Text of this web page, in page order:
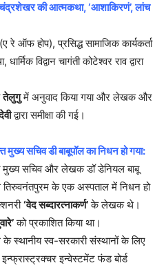
चंद्रशेखर की आत्मकथा, ‘आशाकिरणं’, लांच
(ए रे ऑफ होप), प्रसिद्ध सामाजिक कार्यकर्ता
विद्वान चागंती कोटेश्वर राव द्वारा
तेलुगुमें अनुवाद किया गया और लेखक और
द्वारा समीक्षा की गई।
सचिव डी बाबूपॉल का निधन हो गया:
मुख्य सचिव और लेखक डॉ डेनियल बाबू
तिरुवनंतपुरम के एक अस्पताल में निधन हो
‘वेद सब्दारत्नाकर्ण’के लेखक थे।
को प्रकाशित किया था।
स्व-सरकारी संस्थानों के लिए
इन्वेस्टमेंट फंड बोर्ड